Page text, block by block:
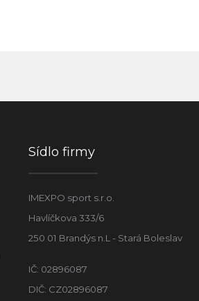
Sídlo firmy
IMEXPO sport s.r.o.
Havlíčkova 333/6
250 01 Brandýs n.L - Stará Boleslav
IČ: 02896087
DIČ: CZ02896087